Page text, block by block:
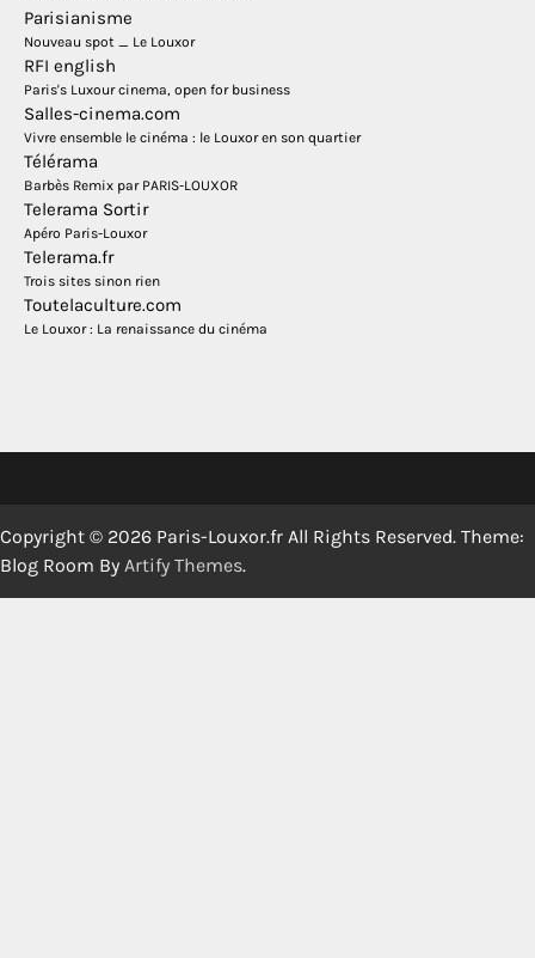
Parisianisme
Nouveau spot _ Le Louxor
RFI english
Paris's Luxour cinema, open for business
Salles-cinema.com
Vivre ensemble le cinéma : le Louxor en son quartier
Télérama
Barbès Remix par PARIS-LOUXOR
Telerama Sortir
Apéro Paris-Louxor
Telerama.fr
Trois sites sinon rien
Toutelaculture.com
Le Louxor : La renaissance du cinéma
Copyright © 2026 Paris-Louxor.fr All Rights Reserved. Theme:
Blog Room By Artify Themes.